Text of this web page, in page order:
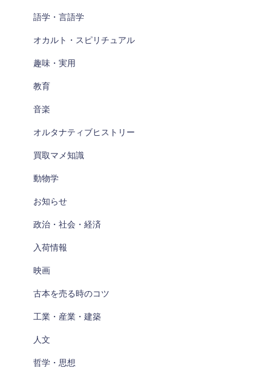
語学・言語学
オカルト・スピリチュアル
趣味・実用
教育
音楽
オルタナティブヒストリー
買取マメ知識
動物学
お知らせ
政治・社会・経済
入荷情報
映画
古本を売る時のコツ
工業・産業・建築
人文
哲学・思想